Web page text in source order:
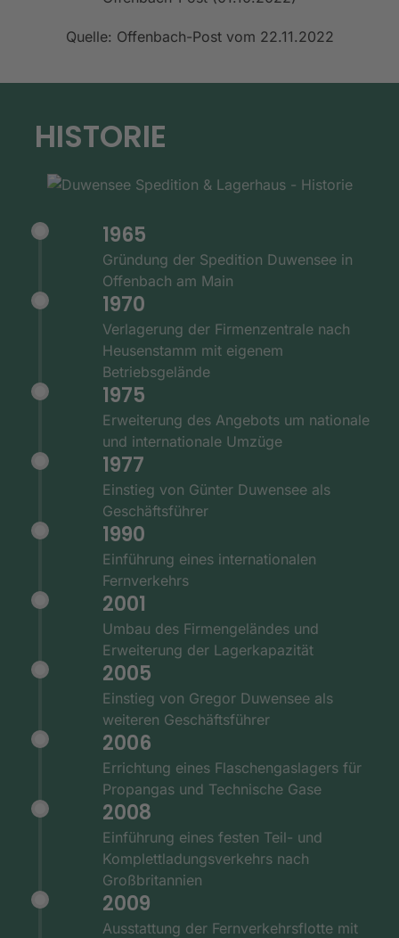
Quelle: Offenbach-Post vom 22.11.2022
HISTORIE
1965
Gründung der Spedition Duwensee in
Offenbach am Main
1970
Verlagerung der Firmenzentrale nach
Heusenstamm mit eigenem
Betriebsgelände
1975
Erweiterung des Angebots um nationale
und internationale Umzüge
1977
Einstieg von Günter Duwensee als
Geschäftsführer
1990
Einführung eines internationalen
Fernverkehrs
2001
Umbau des Firmengeländes und
Erweiterung der Lagerkapazität
2005
Einstieg von Gregor Duwensee als
weiteren Geschäftsführer
2006
Errichtung eines Flaschengaslagers für
Propangas und Technische Gase
2008
Einführung eines festen Teil- und
Komplettladungsverkehrs nach
Großbritannien
2009
Ausstattung der Fernverkehrsflotte mit